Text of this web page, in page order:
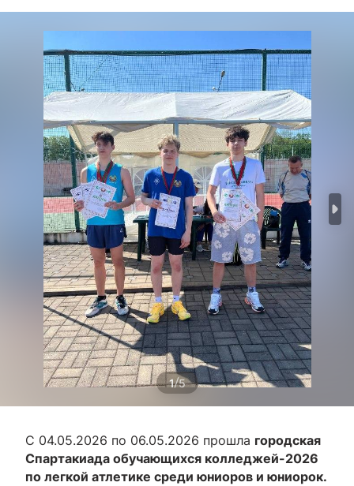
1/5
С 04.05.2026 по 06.05.2026 прошла городская
Спартакиада обучающихся колледжей-2026
по легкой атлетике среди юниоров и юниорок.